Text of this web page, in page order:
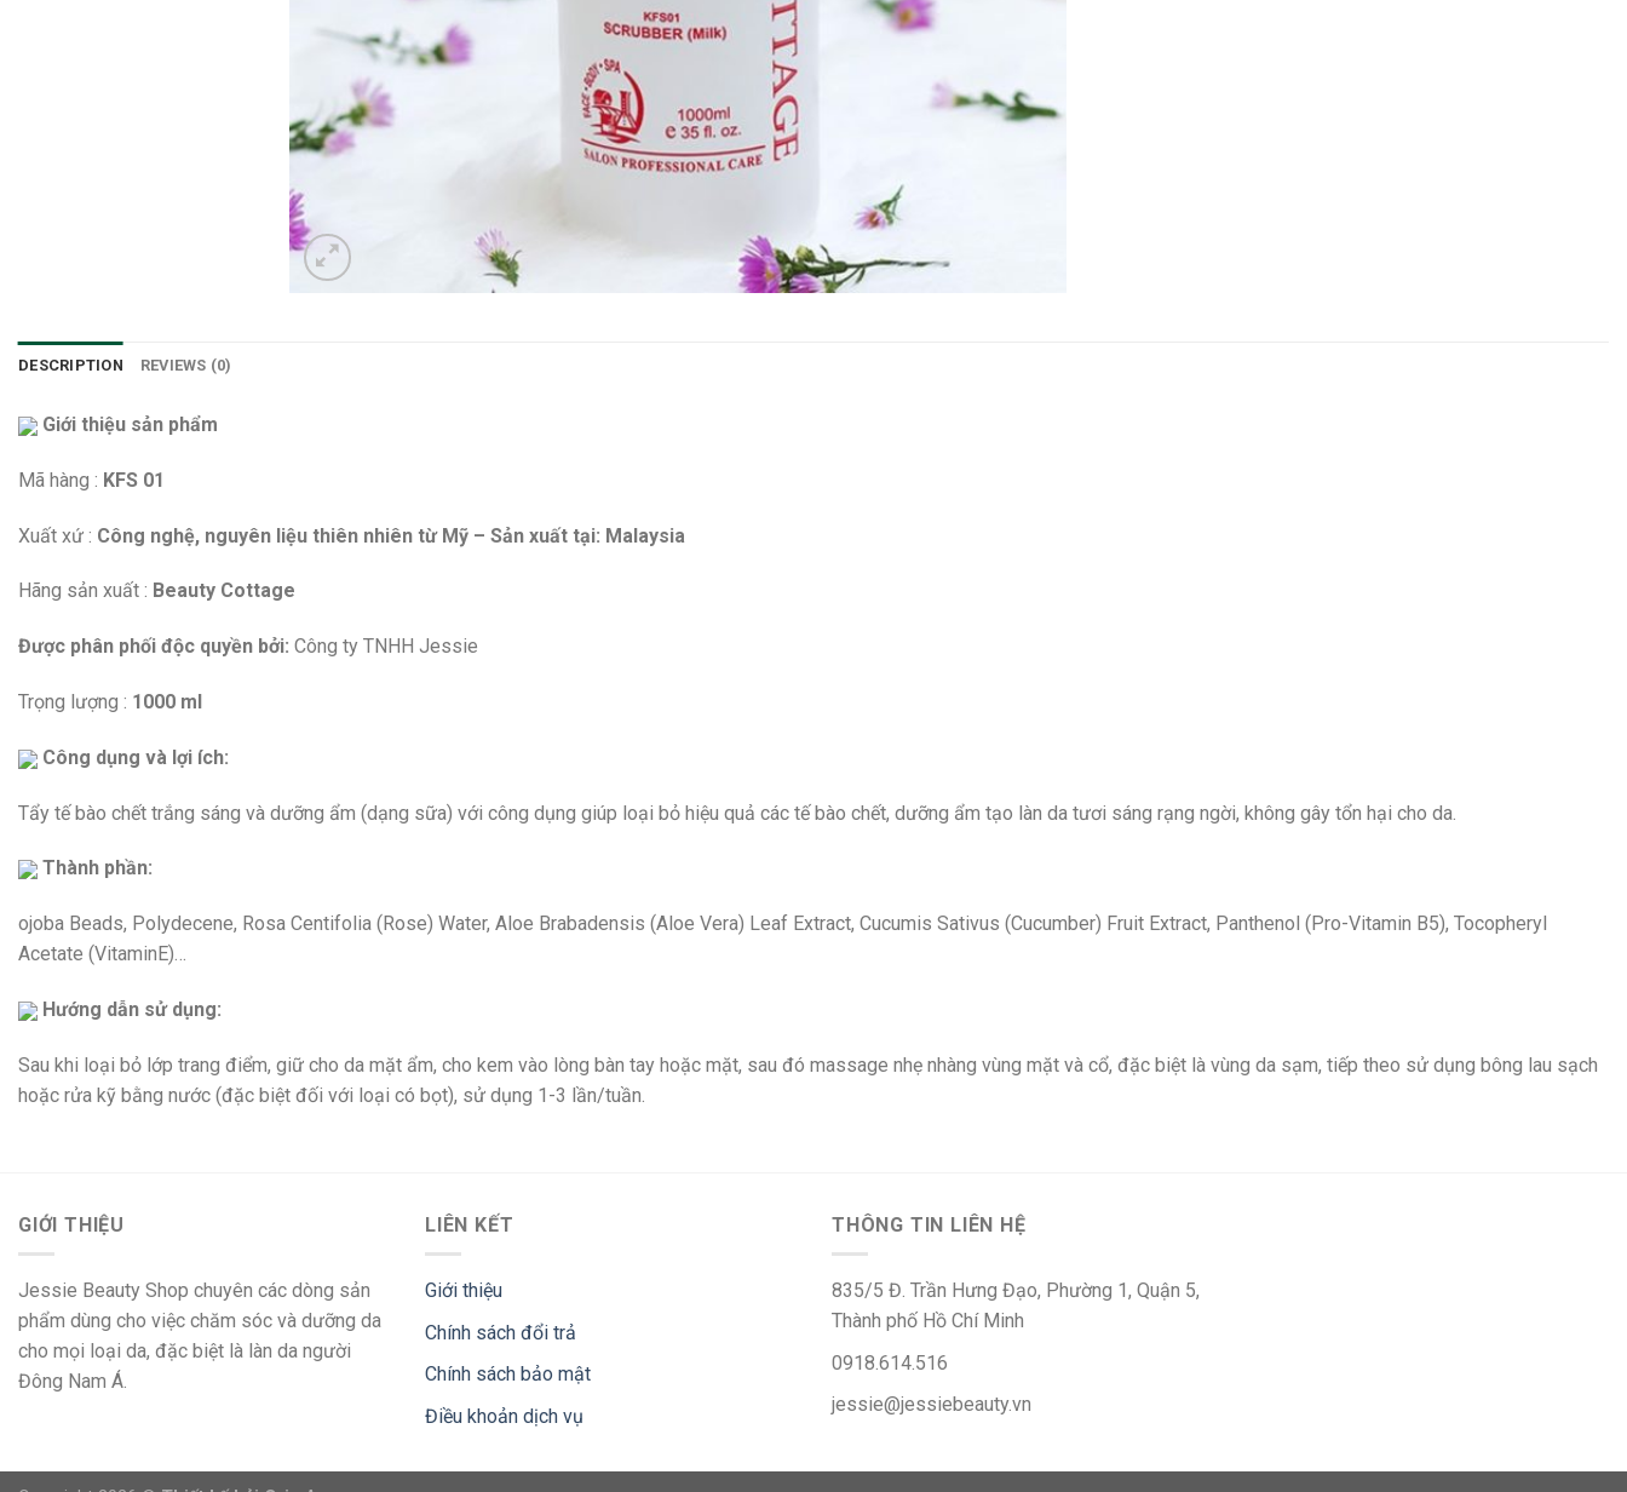
DESCRIPTION REVIEWS (0)
Giới thiệu sản phẩm
Mã hàng : KFS 01
Xuất xứ : Công nghệ, nguyên liệu thiên nhiên từ Mỹ – Sản xuất tại: Malaysia
Hãng sản xuất : Beauty Cottage
Được phân phối độc quyền bởi: Công ty TNHH Jessie
Trọng lượng : 1000 ml
Công dụng và lợi ích:
Tẩy tế bào chết trắng sáng và dưỡng ẩm (dạng sữa) với công dụng giúp loại bỏ hiệu quả các tế bào chết, dưỡng ẩm tạo làn da tươi sáng rạng ngời, không gây tổn hại cho da.
Thành phần:
ojoba Beads, Polydecene, Rosa Centifolia (Rose) Water, Aloe Brabadensis (Aloe Vera) Leaf Extract, Cucumis Sativus (Cucumber) Fruit Extract, Panthenol (Pro-Vitamin B5), Tocopheryl
Acetate (VitaminE)…
Hướng dẫn sử dụng:
Sau khi loại bỏ lớp trang điểm, giữ cho da mặt ẩm, cho kem vào lòng bàn tay hoặc mặt, sau đó massage nhẹ nhàng vùng mặt và cổ, đặc biệt là vùng da sạm, tiếp theo sử dụng bông lau sạch
hoặc rửa kỹ bằng nước (đặc biệt đối với loại có bọt), sử dụng 1-3 lần/tuần.
GIỚI THIỆU
Jessie Beauty Shop chuyên các dòng sản
phẩm dùng cho việc chăm sóc và dưỡng da
cho mọi loại da, đặc biệt là làn da người
Đông Nam Á.
LIÊN KẾT
Giới thiệu
Chính sách đổi trả
Chính sách bảo mật
Điều khoản dịch vụ
THÔNG TIN LIÊN HỆ
835/5 Đ. Trần Hưng Đạo, Phường 1, Quận 5,
Thành phố Hồ Chí Minh
0918.614.516
jessie@jessiebeauty.vn